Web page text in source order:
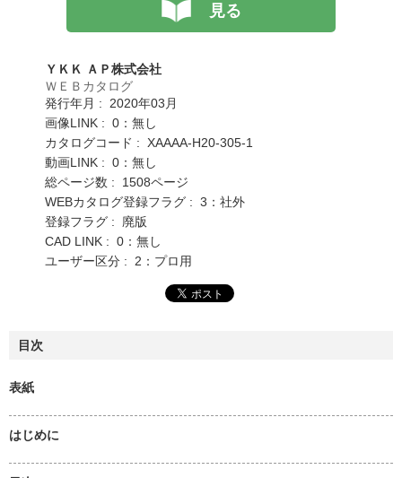
見る
ＹＫＫ ＡＰ株式会社
ＷＥＢカタログ
発行年月 : 2020年03月
画像LINK : 0：無し
カタログコード : XAAAA-H20-305-1
動画LINK : 0：無し
総ページ数 : 1508ページ
WEBカタログ登録フラグ : 3：社外
登録フラグ : 廃版
CAD LINK : 0：無し
ユーザー区分 : 2：プロ用
目次
表紙
はじめに